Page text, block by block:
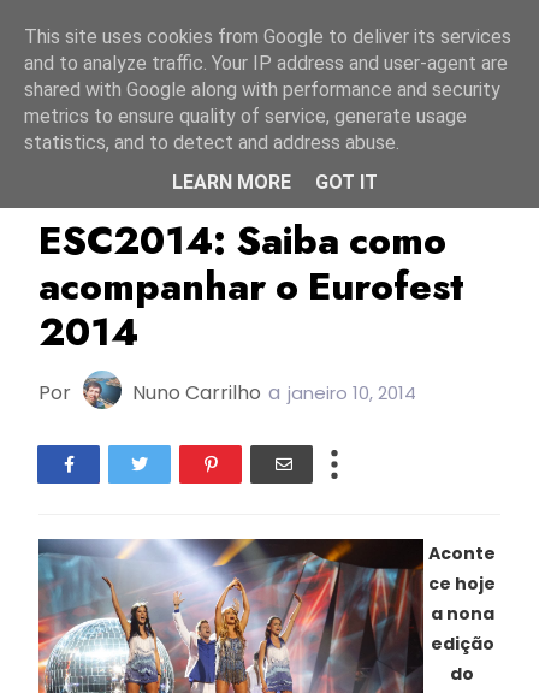
Bielorrússia BTRC ESC2014
ESC2014: Saiba como
acompanhar o Eurofest
2014
Por Nuno Carrilho a janeiro 10, 2014
Aconte
ce hoje
a nona
edição
do
This site uses cookies from Google to deliver its services
and to analyze traffic. Your IP address and user-agent are
shared with Google along with performance and security
metrics to ensure quality of service, generate usage
statistics, and to detect and address abuse.
LEARN MORE
GOT IT